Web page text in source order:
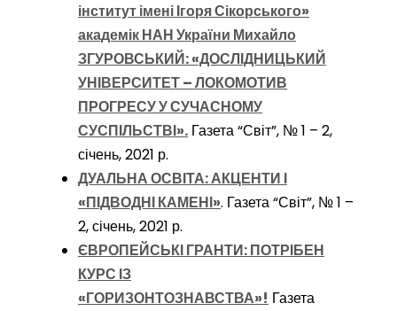
інститут імені Ігоря Сікорського»
академік НАН України Михайло
ЗГУРОВСЬКИЙ: «ДОСЛІДНИЦЬКИЙ
УНІВЕРСИТЕТ – ЛОКОМОТИВ
ПРОГРЕСУ У СУЧАСНОМУ
СУСПІЛЬСТВІ». Газета “Світ”, № 1 – 2,
січень, 2021 р.
ДУАЛЬНА ОСВІТА: АКЦЕНТИ І
«ПІДВОДНІ КАМЕНІ». Газета “Світ”, № 1 –
2, січень, 2021 р.
ЄВРОПЕЙСЬКІ ГРАНТИ: ПОТРІБЕН
КУРС ІЗ
«ГОРИЗОНТОЗНАВСТВА»! Газета